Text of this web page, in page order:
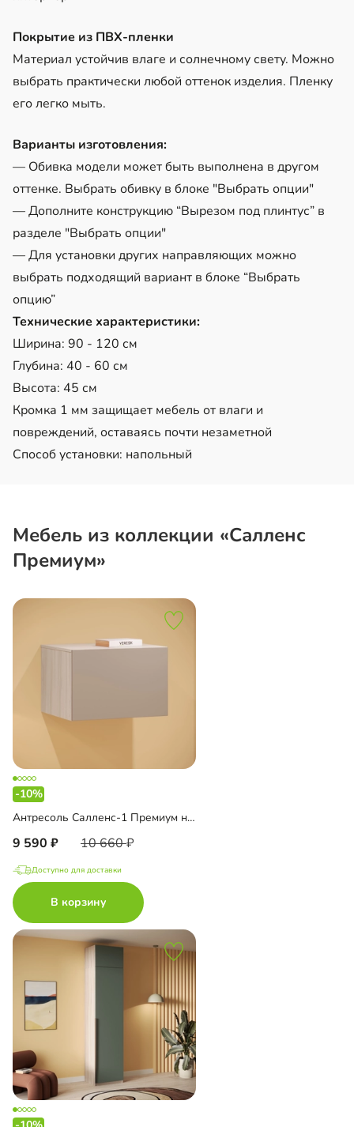
Покрытие из ПВХ-пленки
Материал устойчив влаге и солнечному свету. Можно
выбрать практически любой оттенок изделия. Пленку
его легко мыть.
Варианты изготовления:
— Обивка модели может быть выполнена в другом
оттенке. Выбрать обивку в блоке "Выбрать опции"
— Дополните конструкцию “Вырезом под плинтус” в
разделе "Выбрать опции"
— Для установки других направляющих можно
выбрать подходящий вариант в блоке “Выбрать
опцию”
Технические характеристики:
Ширина: 90 - 120 см
Глубина: 40 - 60 см
Высота: 45 см
Кромка 1 мм защищает мебель от влаги и
повреждений, оставаясь почти незаметной
Способ установки: напольный
Мебель из коллекции «Салленс
Премиум»
-10%
Антресоль Салленс-1 Премиум навесная
9 590 10 660
Доступно для доставки
В корзину